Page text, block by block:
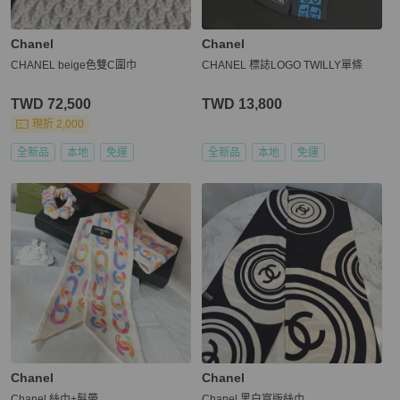
Chanel
CHANEL beige色雙C圍巾
TWD 72,500
現折 2,000
全新品 本地 免運
Chanel
CHANEL 標誌LOGO TWILLY單條
TWD 13,800
全新品 本地 免運
Chanel Chanel